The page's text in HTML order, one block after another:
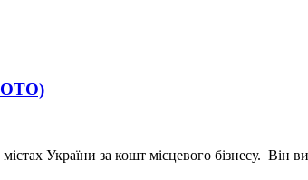
України за кошт місцевого бізнесу. Він